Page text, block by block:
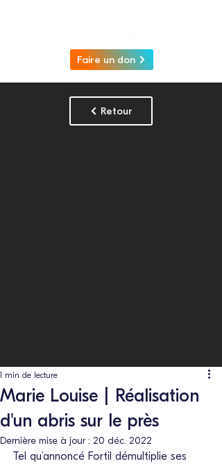
Faire un don
Retour
Marie Louise | Réalisation
d'un abris sur le près
1 min de lecture
Dernière mise à jour : 20 déc. 2022
Tel qu’annoncé Fortil démultiplie ses